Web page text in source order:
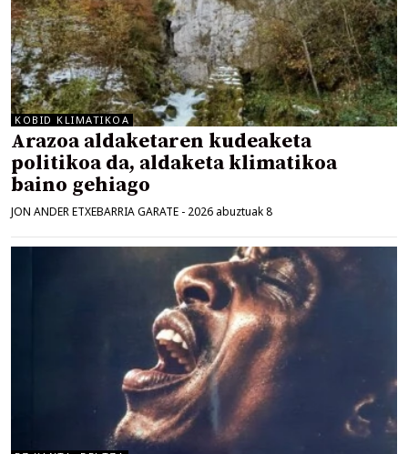
KOBID KLIMATIKOA
Arazoa aldaketaren kudeaketa
politikoa da, aldaketa klimatikoa
baino gehiago
JON ANDER ETXEBARRIA GARATE - 2026 abuztuak 8